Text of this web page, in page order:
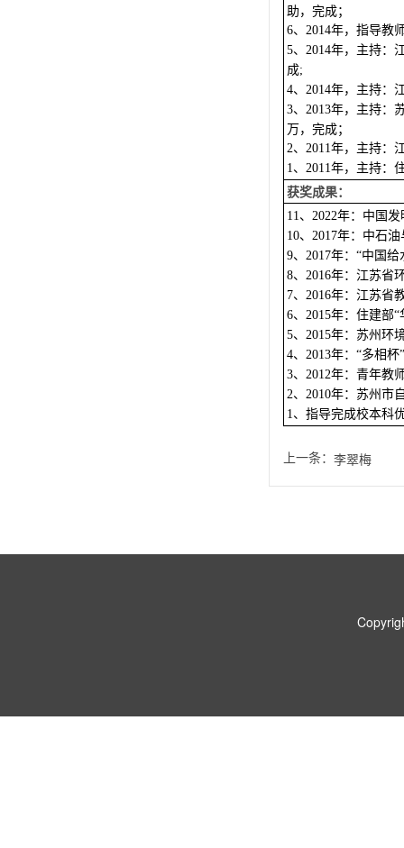
助，完成；
6、 2014年，指导教
5、 2014年，主持：
成;
4、 2014年，主持：
3、 2013年，主持：
万，完成；
2、 2011年，主持：
1、 2011年，主持：
获奖成果：
11、 2022年：中国
10、 2017年：中石
9、 2017年： “中国给
8、 2016年：江苏省
7、 2016年：江苏省
6、 2015年：住建部“
5、 2015年：苏州环
4、 2013年： “多相杯”
3、 2012年：青年教
2、 2010年：苏州市
1、指导完成校本科
上一条： 李翠梅